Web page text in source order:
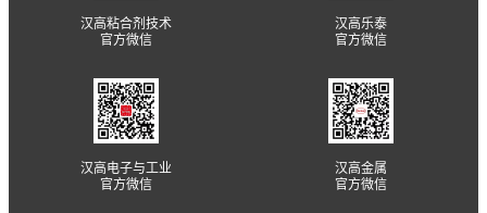
汉高粘合剂技术
官方微信
汉高乐泰
官方微信
汉高电子与工业
官方微信
汉高金属
官方微信